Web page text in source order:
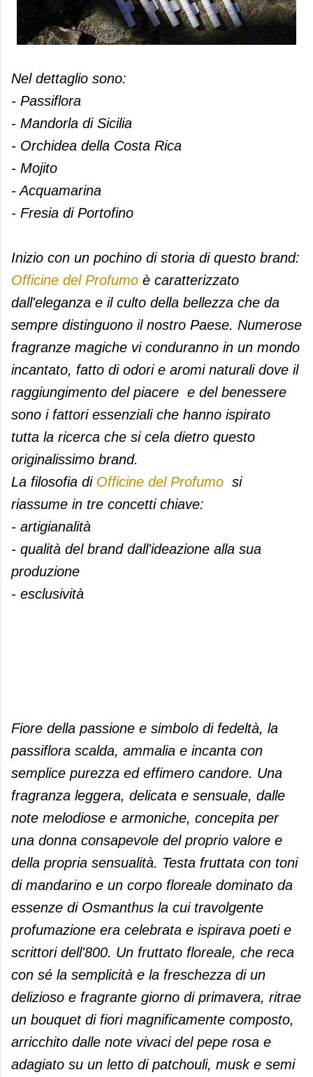
Nel dettaglio sono:
- Passiflora
- Mandorla di Sicilia
- Orchidea della Costa Rica
- Mojito
- Acquamarina
- Fresia di Portofino
Inizio con un pochino di storia di questo brand:
Officine del Profumo è caratterizzato
dall'eleganza e il culto della bellezza che da
sempre distinguono il nostro Paese. Numerose
fragranze magiche vi conduranno in un mondo
incantato, fatto di odori e aromi naturali dove il
raggiungimento del piacere e del benessere
sono i fattori essenziali che hanno ispirato
tutta la ricerca che si cela dietro questo
originalissimo brand.
La filosofia di Officine del Profumo si
riassume in tre concetti chiave:
- artigianalità
- qualità del brand dall'ideazione alla sua
produzione
- esclusività
Fiore della passione e simbolo di fedeltà, la
passiflora scalda, ammalia e incanta con
semplice purezza ed effimero candore. Una
fragranza leggera, delicata e sensuale, dalle
note melodiose e armoniche, concepita per
una donna consapevole del proprio valore e
della propria sensualità. Testa fruttata con toni
di mandarino e un corpo floreale dominato da
essenze di Osmanthus la cui travolgente
profumazione era celebrata e ispirava poeti e
scrittori dell'800. Un fruttato floreale, che reca
con sé la semplicità e la freschezza di un
delizioso e fragrante giorno di primavera, ritrae
un bouquet di fiori magnificamente composto,
arricchito dalle note vivaci del pepe rosa e
adagiato su un letto di patchouli, musk e semi